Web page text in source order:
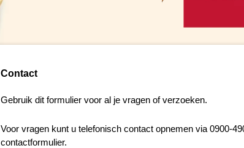
Contact
Gebruik dit formulier voor al je vragen of verzoeken.
Voor vragen kunt u telefonisch contact opnemen via 0900-
contactformulier.